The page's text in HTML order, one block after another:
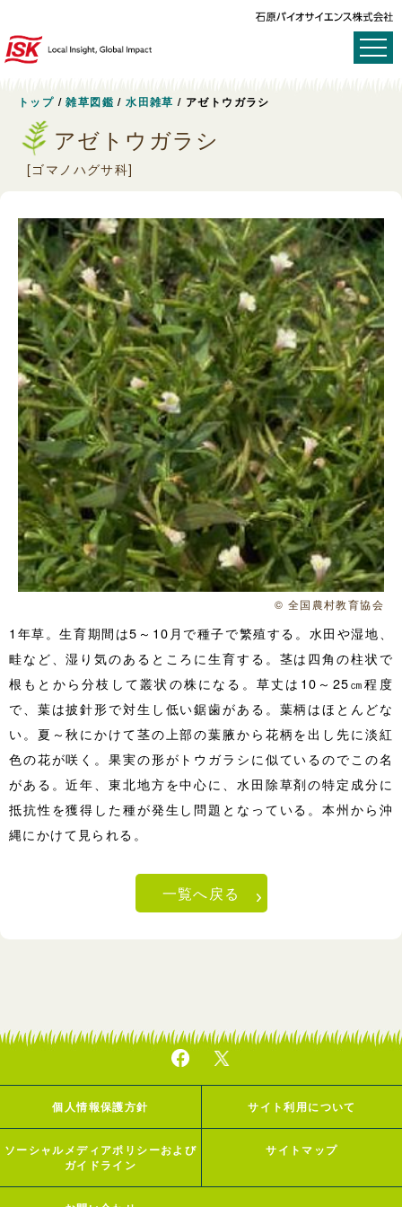
トップ /雑草図鑑 /水田雑草 / アゼトウガラシ
アゼトウガラシ
[ゴマノハグサ科]
© 全国農村教育協会
1年草。生育期間は5～10月で種子で繁殖する。水田や湿地、
畦など、湿り気のあるところに生育する。茎は四角の柱状で
根もとから分枝して叢状の株になる。草丈は10～25㎝程度
で、葉は披針形で対生し低い鋸歯がある。葉柄はほとんどな
い。夏～秋にかけて茎の上部の葉腋から花柄を出し先に淡紅
色の花が咲く。果実の形がトウガラシに似ているのでこの名
がある。近年、東北地方を中心に、水田除草剤の特定成分に
抵抗性を獲得した種が発生し問題となっている。本州から沖
縄にかけて見られる。
一覧へ戻る
個人情報保護方針 サイト利用について
ソーシャルメディアポリシーおよび
ガイドライン
サイトマップ